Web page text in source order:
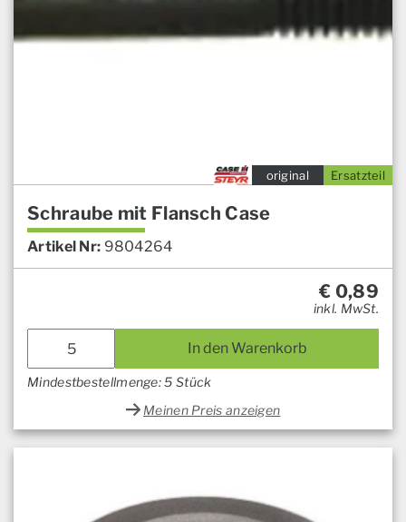
Ersatzteil
original
Schraube mit Flansch Case
Artikel Nr: 9804264
€ 0,89
inkl. MwSt.
In den Warenkorb
Mindestbestellmenge: 5 Stück
Meinen Preis anzeigen